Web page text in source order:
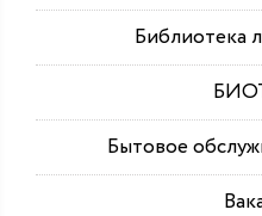
Библиотека
Бытовое